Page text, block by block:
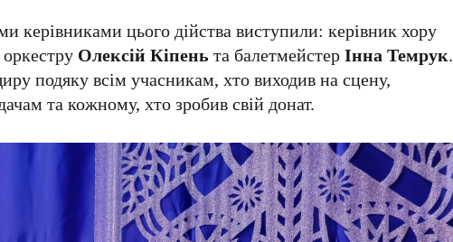
керівниками цього дійства виступили: керівник хору
Олексій Кіпень та балетмейстерІнна Темрук.
подяку всім учасникам, хто виходив на сцену,
та кожному, хто зробив свій донат.